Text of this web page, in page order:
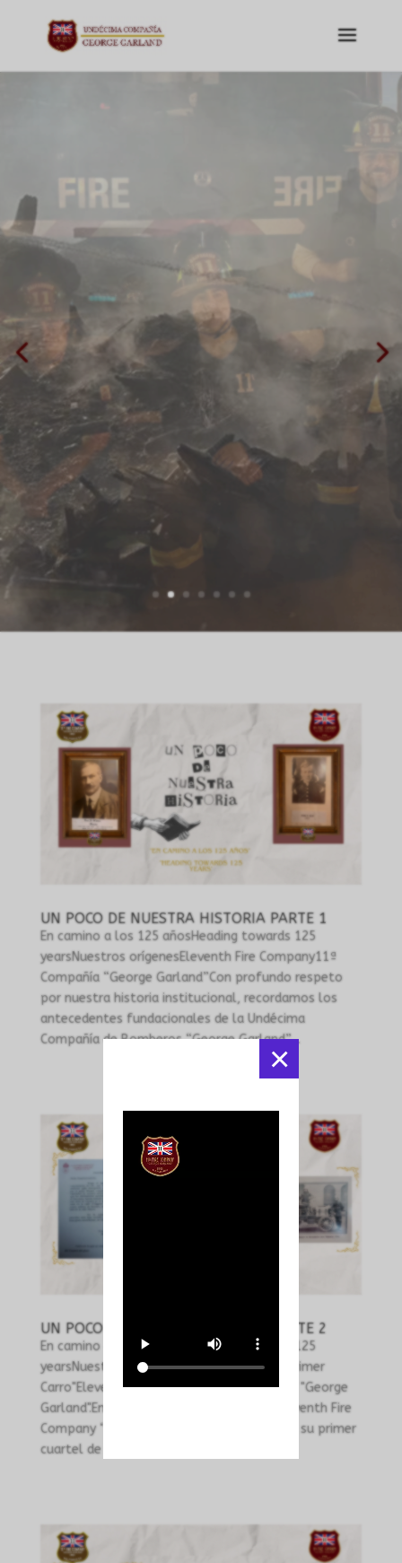
×
UN POCO DE NUESTRA HISTORIA PARTE 1
En camino a los 125 añosHeading towards 125
yearsNuestros orígenesEleventh Fire Company11ª
Compañía “George Garland”Con profundo respeto
por nuestra historia institucional, recordamos los
antecedentes fundacionales de la Undécima
Compañía de Bomberos “George Garland”,...
UN POCO DE NUESTRA HISTORIA PARTE 2
En camino a los 125 añosHeading towards 125
yearsNuestros orígenes. Parte 2:"Nuestro Primer
Carro"Eleventh Fire Company11ª Compañía "George
Garland".En sus inicios como Brigada, la Eleventh Fire
Company “George Garland”, establecida en su primer
cuartel de calle...